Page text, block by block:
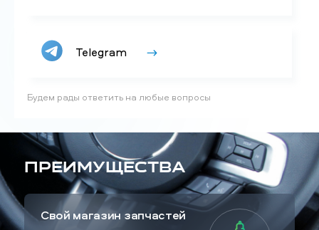
Telegram
Будем рады ответить на любые вопросы
Преимущества
Свой магазин запчастей